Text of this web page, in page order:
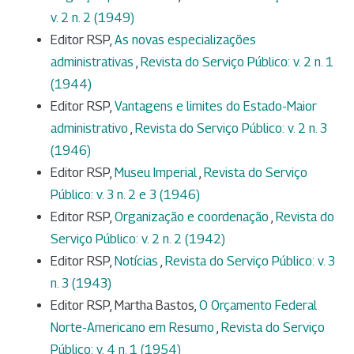
v. 2 n. 2 (1949)
Editor RSP, As novas especializações
administrativas , Revista do Serviço Público: v. 2 n. 1
(1944)
Editor RSP, Vantagens e limites do Estado-Maior
administrativo , Revista do Serviço Público: v. 2 n. 3
(1946)
Editor RSP, Museu Imperial, Revista do Serviço
Público: v. 3 n. 2 e 3 (1946)
Editor RSP, Organização e coordenação , Revista do
Serviço Público: v. 2 n. 2 (1942)
Editor RSP, Notícias , Revista do Serviço Público: v. 3
n. 3 (1943)
Editor RSP, Martha Bastos, O Orçamento Federal
Norte-Americano em Resumo , Revista do Serviço
Público: v. 4 n. 1 (1954)